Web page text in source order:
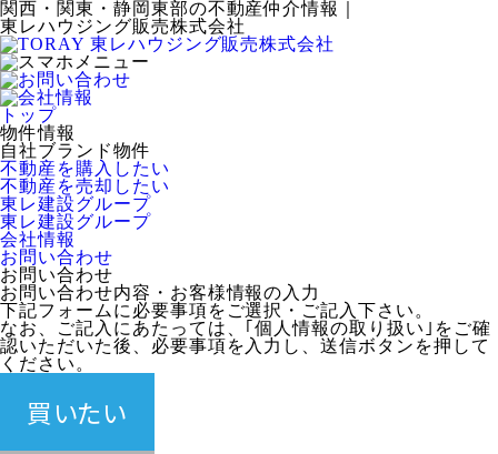
関西・関東・静岡東部の不動産仲介情報｜
東レハウジング販売株式会社
トップ
物件情報
自社ブランド物件
不動産を購入したい
不動産を売却したい
東レ建設グループ
東レ建設グループ
会社情報
お問い合わせ
お問い合わせ
お問い合わせ内容・お客様情報の入力
下記フォームに必要事項をご選択・ご記入下さい。
なお、ご記入にあたっては、｢個人情報の取り扱い｣をご確
認いただいた後、必要事項を入力し、送信ボタンを押して
ください。
買いたい